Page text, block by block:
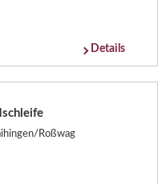
Details
Roßwag